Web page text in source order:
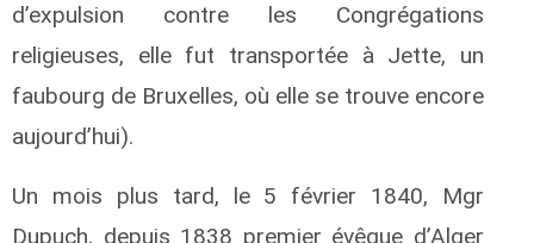
d’expulsion contre les Congrégations
religieuses, elle fut transportée à Jette, un
faubourg de Bruxelles, où elle se trouve encore
aujourd’hui).
Un mois plus tard, le 5 février 1840, Mgr
Dupuch, depuis 1838 premier évêque d’Alger